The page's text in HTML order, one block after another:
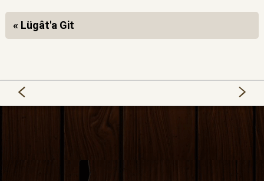
« Lügât'a Git